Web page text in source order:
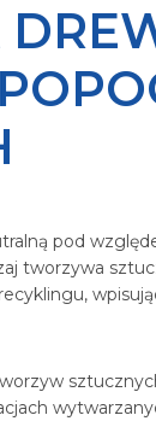
pod
tworzywa